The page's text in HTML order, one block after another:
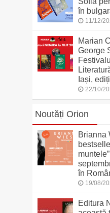
în
11/12/
Marian
George
Iași,
22/10/
Noutăți Orion
Brianna
în
19/08/
Editura